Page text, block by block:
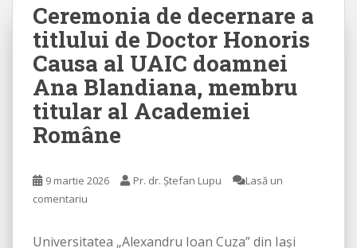
Ceremonia de decernare a
titlului de Doctor Honoris
Causa al UAIC doamnei
Ana Blandiana, membru
titular al Academiei
Române
9 martie 2026 Pr. dr. Ștefan Lupu
Lasă un
comentariu
Universitatea „Alexandru Ioan Cuza” din Iași